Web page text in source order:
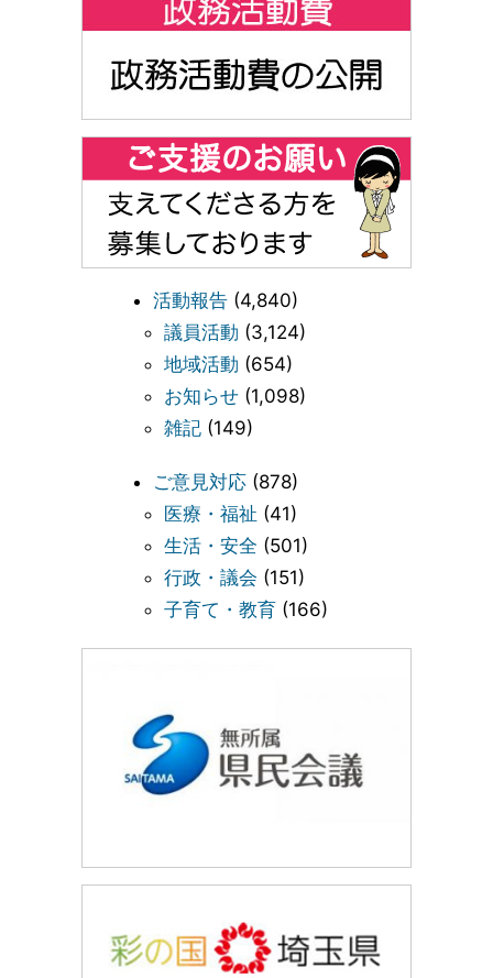
活動報告 (4,840)
議員活動 (3,124)
地域活動 (654)
お知らせ (1,098)
雑記 (149)
ご意見対応 (878)
医療・福祉 (41)
生活・安全 (501)
行政・議会 (151)
子育て・教育 (166)